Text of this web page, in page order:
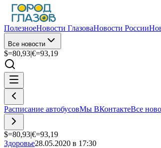
ПолезноеНовости ГлазоваНовости России
Все новости
$=80,93|€=93,19
Расписание автобусовМы ВКонтактеВсе
$=80,93|€=93,19
Здоровье28.05.2020 в 17:30